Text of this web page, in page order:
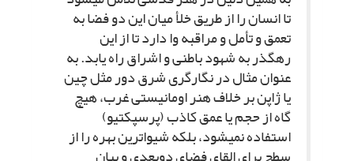
تا انسان را از طریق خلأ میان این دو فضا به
تعمق و تأمل و مراقبه وا دارد تا از این
رهگذر به شهود باطنى و اشراق راه یابد. به
عنوان مثال در نگارگرى شرق دور مثل چین
یا ژاپن بر خلاف هنر اومانیستى غرب، هیچ
گاه از حجم یا عمق کاذب (پرسپکتیو)
استفاده نمى‏شود، بلکه شیواترین بهره را از